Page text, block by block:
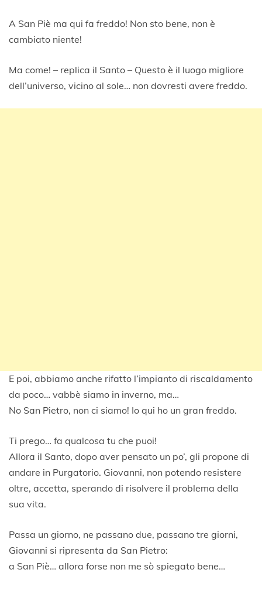
A San Piè ma qui fa freddo! Non sto bene, non è
cambiato niente!
Ma come! – replica il Santo – Questo è il luogo migliore
dell’universo, vicino al sole… non dovresti avere freddo.
E poi, abbiamo anche rifatto l’impianto di riscaldamento
da poco… vabbè siamo in inverno, ma…
No San Pietro, non ci siamo! Io qui ho un gran freddo.
Ti prego… fa qualcosa tu che puoi!
Allora il Santo, dopo aver pensato un po’, gli propone di
andare in Purgatorio. Giovanni, non potendo resistere
oltre, accetta, sperando di risolvere il problema della
sua vita.
Passa un giorno, ne passano due, passano tre giorni,
Giovanni si ripresenta da San Pietro:
a San Piè… allora forse non me sò spiegato bene…